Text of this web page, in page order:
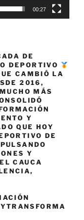
00:27
DE
DEPORTIVO
CAMBIÓ LA
2016,
MÁS
Y
QUE HOY
DE
Y
CAUCA